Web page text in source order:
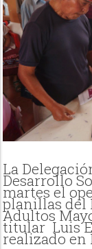
La
Desarrollo
martes el
planillas del
Adultos
titular Luis
realizado en